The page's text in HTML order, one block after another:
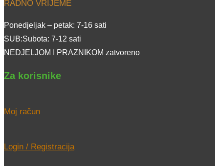
RADNO VRIJEME
Ponedjeljak – petak: 7-16 sati
SUB:Subota: 7-12 sati
NEDJELJOM I PRAZNIKOM zatvoreno
Za korisnike
Moj račun
Login / Registracija